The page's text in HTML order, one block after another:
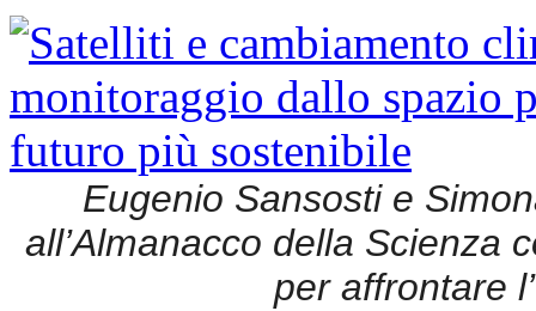
Eugenio Sansosti e
all’Almanacco della Scienza
per affrontare